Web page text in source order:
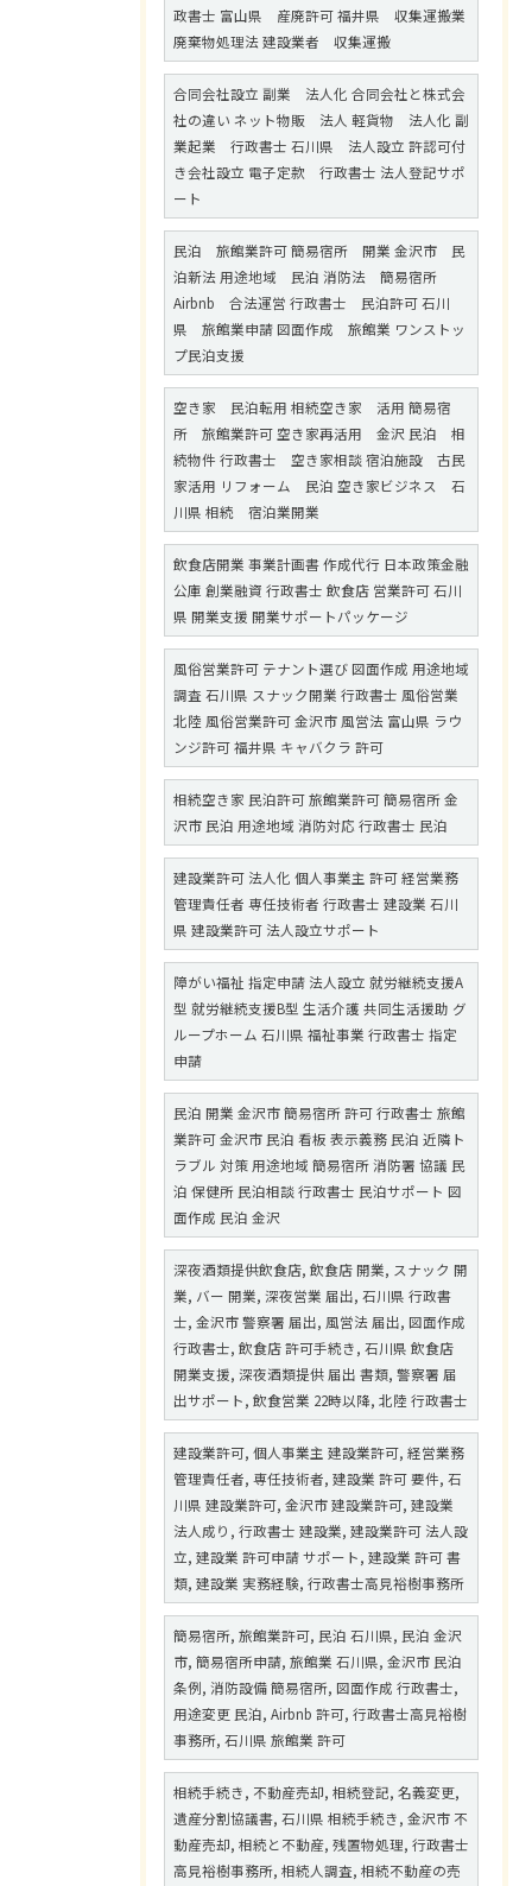
政書士 富山県 産廃許可 福井県 収集運搬業
廃棄物処理法 建設業者 収集運搬
合同会社設立 副業 法人化 合同会社と株式会
社の違い ネット物販 法人 軽貨物 法人化 副
業起業 行政書士 石川県 法人設立 許認可付
き会社設立 電子定款 行政書士 法人登記サポ
ート
民泊 旅館業許可 簡易宿所 開業 金沢市 民
泊新法 用途地域 民泊 消防法 簡易宿所
Airbnb 合法運営 行政書士 民泊許可 石川
県 旅館業申請 図面作成 旅館業 ワンストッ
プ民泊支援
空き家 民泊転用 相続空き家 活用 簡易宿
所 旅館業許可 空き家再活用 金沢 民泊 相
続物件 行政書士 空き家相談 宿泊施設 古民
家活用 リフォーム 民泊 空き家ビジネス 石
川県 相続 宿泊業開業
飲食店開業 事業計画書 作成代行 日本政策金融
公庫 創業融資 行政書士 飲食店 営業許可 石川
県 開業支援 開業サポートパッケージ
風俗営業許可 テナント選び 図面作成 用途地域
調査 石川県 スナック開業 行政書士 風俗営業
北陸 風俗営業許可 金沢市 風営法 富山県 ラウ
ンジ許可 福井県 キャバクラ 許可
相続空き家 民泊許可 旅館業許可 簡易宿所 金
沢市 民泊 用途地域 消防対応 行政書士 民泊
建設業許可 法人化 個人事業主 許可 経営業務
管理責任者 専任技術者 行政書士 建設業 石川
県 建設業許可 法人設立サポート
障がい福祉 指定申請 法人設立 就労継続支援A
型 就労継続支援B型 生活介護 共同生活援助 グ
ループホーム 石川県 福祉事業 行政書士 指定
申請
民泊 開業 金沢市 簡易宿所 許可 行政書士 旅館
業許可 金沢市 民泊 看板 表示義務 民泊 近隣ト
ラブル 対策 用途地域 簡易宿所 消防署 協議 民
泊 保健所 民泊相談 行政書士 民泊サポート 図
面作成 民泊 金沢
深夜酒類提供飲食店, 飲食店 開業, スナック 開
業, バー 開業, 深夜営業 届出, 石川県 行政書
士, 金沢市 警察署 届出, 風営法 届出, 図面作成
行政書士, 飲食店 許可手続き, 石川県 飲食店
開業支援, 深夜酒類提供 届出 書類, 警察署 届
出サポート, 飲食営業 22時以降, 北陸 行政書士
建設業許可, 個人事業主 建設業許可, 経営業務
管理責任者, 専任技術者, 建設業 許可 要件, 石
川県 建設業許可, 金沢市 建設業許可, 建設業
法人成り, 行政書士 建設業, 建設業許可 法人設
立, 建設業 許可申請 サポート, 建設業 許可 書
類, 建設業 実務経験, 行政書士高見裕樹事務所
簡易宿所, 旅館業許可, 民泊 石川県, 民泊 金沢
市, 簡易宿所申請, 旅館業 石川県, 金沢市 民泊
条例, 消防設備 簡易宿所, 図面作成 行政書士,
用途変更 民泊, Airbnb 許可, 行政書士高見裕樹
事務所, 石川県 旅館業 許可
相続手続き, 不動産売却, 相続登記, 名義変更,
遺産分割協議書, 石川県 相続手続き, 金沢市 不
動産売却, 相続と不動産, 残置物処理, 行政書士
高見裕樹事務所, 相続人調査, 相続不動産の売